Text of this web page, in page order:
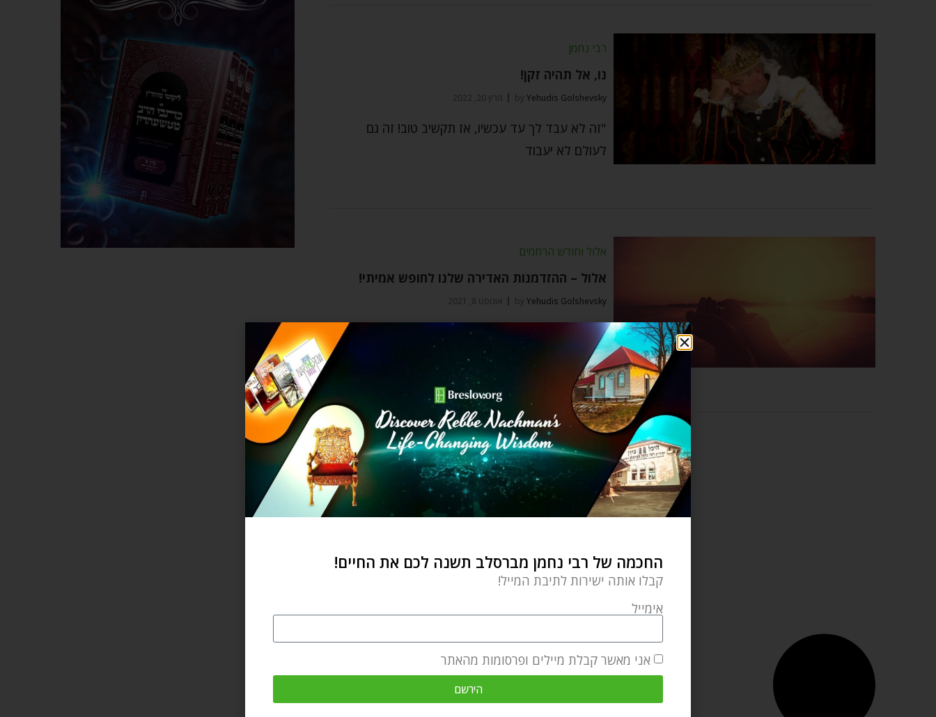
רבי נחמן
נו, אל תהיה זקן!
by Yehudis Golshevsky מרץ 20, 2022
"זה לא עבד לך עד עכשיו, אז תקשיב טוב! זה גם
לעולם לא יעבוד
אלול וחודש הרחמים
אלול – ההזדמנות האדירה שלנו לחופש אמיתי!
by Yehudis Golshevsky אוגוסט 8, 2021
המלך בשדה! וזאת ההזדמנות האדירה שלנו לזכות
בחופש האמיתי המיוחל. זאת הברכה שחודש אלול
החכמה של רבי נחמן מברסלב תשנה לכם את החיים!
קבלו אותה ישירות לתיבת המייל!
אימייל
אני מאשר קבלת מיילים ופרסומות מהאתר
הירשם